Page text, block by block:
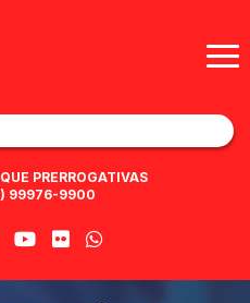
PRERROGATIVAS
99976-9900